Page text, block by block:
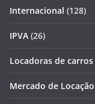
Internacional (128)
IPVA (26)
Locadoras de carros
Mercado de Locação